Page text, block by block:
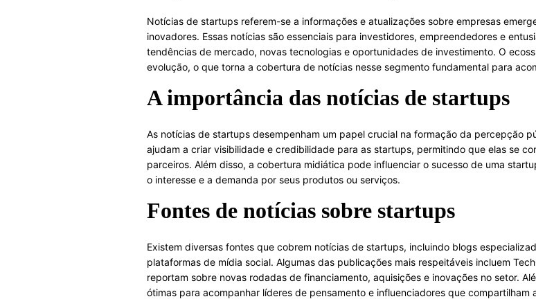
Notícias de startups referem-se a informações e atualizações sobre empresas
inovadores. Essas notícias são essenciais para investidores, empreendedores e
tendências de mercado, novas tecnologias e oportunidades de investimento. O
evolução, o que torna a cobertura de notícias nesse segmento fundamental para
A importância das notícias de startups
As notícias de startups desempenham um papel crucial na formação da percepção
ajudam a criar visibilidade e credibilidade para as startups, permitindo que elas se
parceiros. Além disso, a cobertura midiática pode influenciar o sucesso de uma
o interesse e a demanda por seus produtos ou serviços.
Fontes de notícias sobre startups
Existem diversas fontes que cobrem notícias de startups, incluindo blogs
plataformas de mídia social. Algumas das publicações mais respeitáveis incluem
reportam sobre novas rodadas de financiamento, aquisições e inovações no setor.
ótimas para acompanhar líderes de pensamento e influenciadores que compartilham